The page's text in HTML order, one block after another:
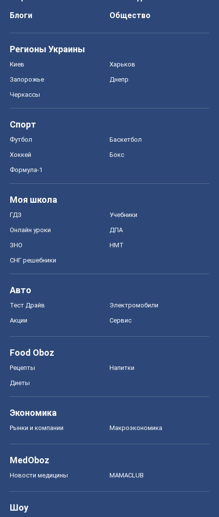
Блоги
Общество
Регионы Украины
Киев Харьков
Запорожье Днепр
Черкассы
Спорт
Футбол Баскетбол
Хоккей Бокс
Формула-1
Моя школа
ГДЗ Учебники
Онлайн уроки ДПА
ЗНО НМТ
СНГ решебники
Авто
Тест Драйв Электромобили
Акции Сервис
Food Oboz
Рецепты Напитки
Диеты
Экономика
Рынки и компании Mакроэкономика
MedOboz
Новости медицины MAMACLUB
Шоу